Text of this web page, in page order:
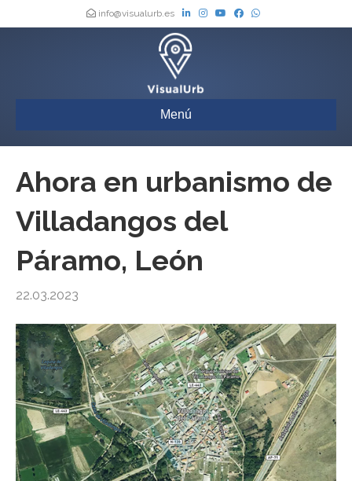
info@visualurb.es
Menú
Ahora en urbanismo de
Villadangos del
Páramo, León
22.03.2023